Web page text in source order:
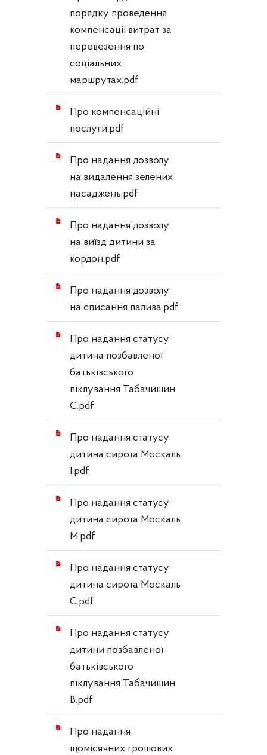
порядку проведення
компенсації витрат за
перевезення по
соціальних
маршрутах.pdf
Про компенсаційні
послуги.pdf
Про надання дозволу
на видалення зелених
насаджень.pdf
Про надання дозволу
на виїзд дитини за
кордон.pdf
Про надання дозволу
на списання палива.pdf
Про надання статусу
дитина позбавленої
батьківського
піклування Табачишин
С.pdf
Про надання статусу
дитина сирота Москаль
І.pdf
Про надання статусу
дитина сирота Москаль
М.pdf
Про надання статусу
дитина сирота Москаль
С.pdf
Про надання статусу
дитини позбавленої
батьківського
піклування Табачишин
В.pdf
Про надання
щомісячних грошових